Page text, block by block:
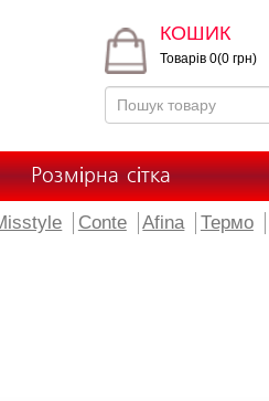
КОШИК
Товарів 0(0 грн)
Розмірна сітка
Conte Afina Термо